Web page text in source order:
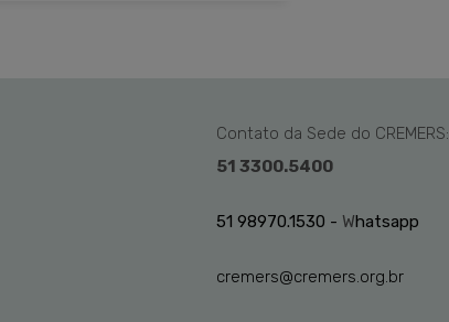
Contato da Sede do CREMERS:
51 3300.5400
51 98970.1530 - Whatsapp
cremers@cremers.org.br